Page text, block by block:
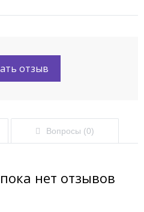
отзыв
Вопросы (0)
нет отзывов